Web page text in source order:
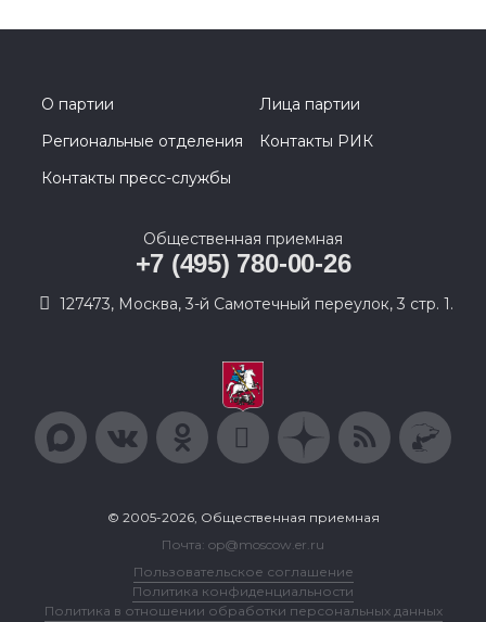
О партии
Лица партии
Региональные отделения
Контакты РИК
Контакты пресс-службы
Общественная приемная
+7 (495) 780-00-26
127473, Москва, 3-й Самотечный переулок, 3 стр. 1.
© 2005-2026, Общественная приемная
Почта: op@moscow.er.ru
Пользовательское соглашение
Политика конфиденциальности
Политика в отношении обработки персональных данных